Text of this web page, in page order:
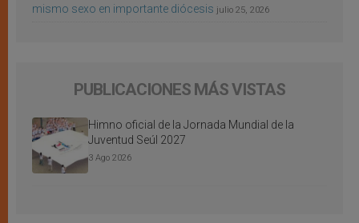
mismo sexo en importante diócesis julio 25, 2026
PUBLICACIONES MÁS VISTAS
Himno oficial de la Jornada Mundial de la
Juventud Seúl 2027
3 Ago 2026